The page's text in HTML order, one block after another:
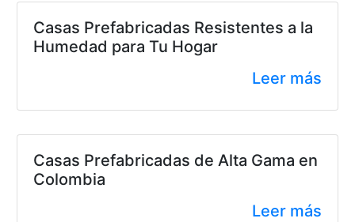
Casas Prefabricadas Resistentes a la
Humedad para Tu Hogar
Leer más
Casas Prefabricadas de Alta Gama en
Colombia
Leer más